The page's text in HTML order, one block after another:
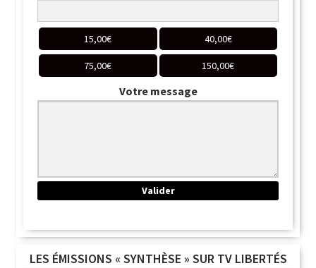
15,00€ 40,00€
75,00€ 150,00€
Votre message
LES ÉMISSIONS « SYNTHÈSE » SUR TV LIBERTÉS